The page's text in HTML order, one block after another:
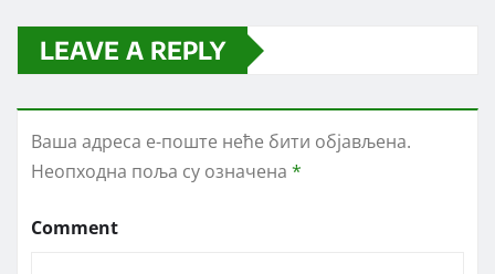
LEAVE A REPLY
Ваша адреса е-поште неће бити објављена.
Неопходна поља су означена *
Comment